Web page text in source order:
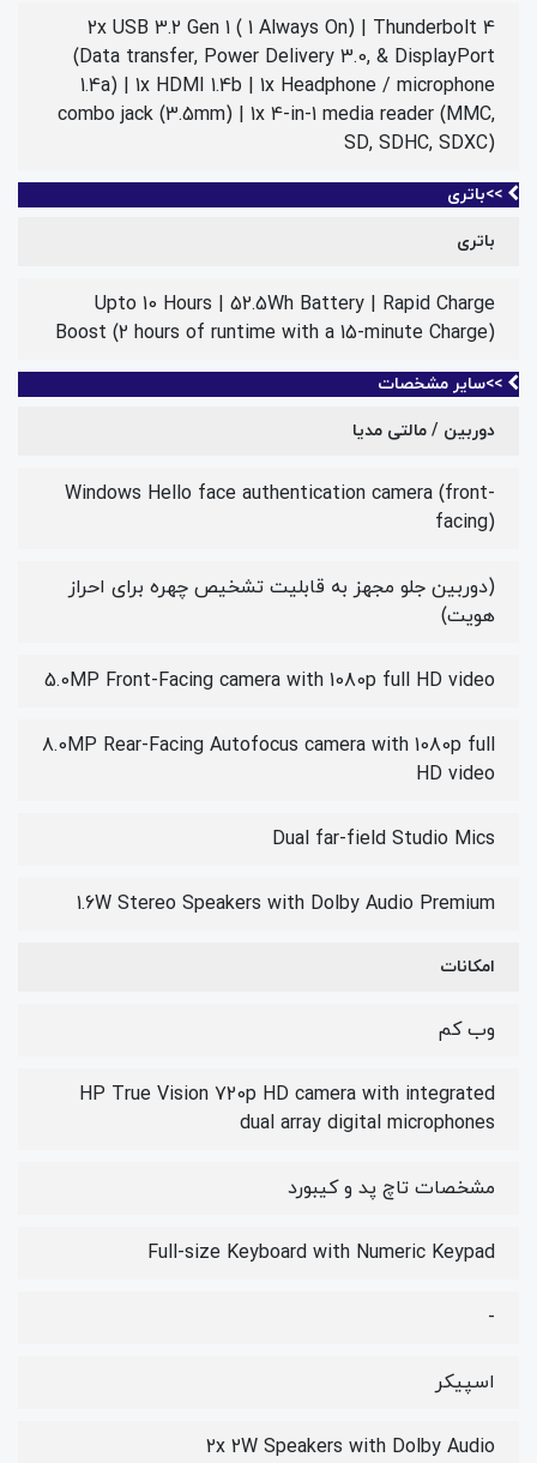
2x USB 3.2 Gen 1 ( 1 Always On) | Thunderbolt 4
(Data transfer, Power Delivery 3.0, & DisplayPort
1.4a) | 1x HDMI 1.4b | 1x Headphone / microphone
combo jack (3.5mm) | 1x 4-in-1 media reader (MMC,
SD, SDHC, SDXC)
>>باتری
باتری
Upto 10 Hours | 52.5Wh Battery | Rapid Charge
Boost (2 hours of runtime with a 15-minute Charge)
>>سایر مشخصات
دوربین / مالتی مدیا
Windows Hello face authentication camera (front-
facing)
(دوربین جلو مجهز به قابلیت تشخیص چهره برای احراز
هویت)
5.0MP Front-Facing camera with 1080p full HD video
8.0MP Rear-Facing Autofocus camera with 1080p full
HD video
Dual far-field Studio Mics
1.6W Stereo Speakers with Dolby Audio Premium
امکانات
وب کم
HP True Vision 720p HD camera with integrated
dual array digital microphones
مشخصات تاچ پد و کیبورد
Full-size Keyboard with Numeric Keypad
-
اسپیکر
2x 2W Speakers with Dolby Audio